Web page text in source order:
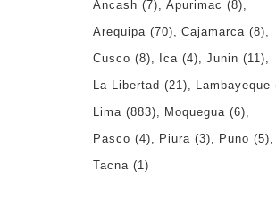
Ancash (7) Apurimac (8)
Arequipa (70) Cajamarca (8)
Cusco (8) Ica (4) Junin (11)
La Libertad (21) Lambayeque
Lima (883) Moquegua (6)
Pasco (4) Piura (3) Puno (5)
Tacna (1)